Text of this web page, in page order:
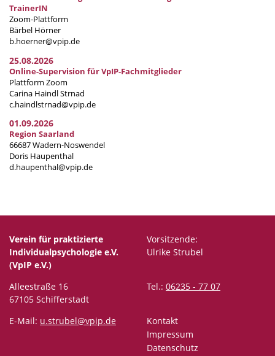
TrainerIN
Zoom-Plattform
Bärbel Hörner
b.hoerner@vpip.de
25.08.2026
Online-Supervision für VpIP-Fachmitglieder
Plattform Zoom
Carina Haindl Strnad
c.haindlstrnad@vpip.de
01.09.2026
Region Saarland
66687 Wadern-Noswendel
Doris Haupenthal
d.haupenthal@vpip.de
Verein für praktizierte
Individualpsychologie e.V.
(VpIP e.V.)
Vorsitzende:
Ulrike Strubel
Alleestraße 16
67105 Schifferstadt
Tel.: 06235 - 77 07
E-Mail: u.strubel@vpip.de
Kontakt
Impressum
Datenschutz